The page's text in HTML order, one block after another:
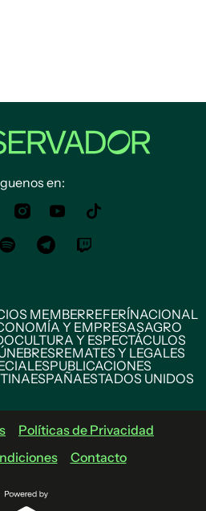
en:
MEMBERREFERÍNACIONAL
Y EMPRESASAGRO
CULTURA Y ESPECTÁCULOS
REMATES Y LEGALES
PUBLICACIONES
ESPAÑAESTADOS UNIDOS
Políticas de Privacidad
Contacto